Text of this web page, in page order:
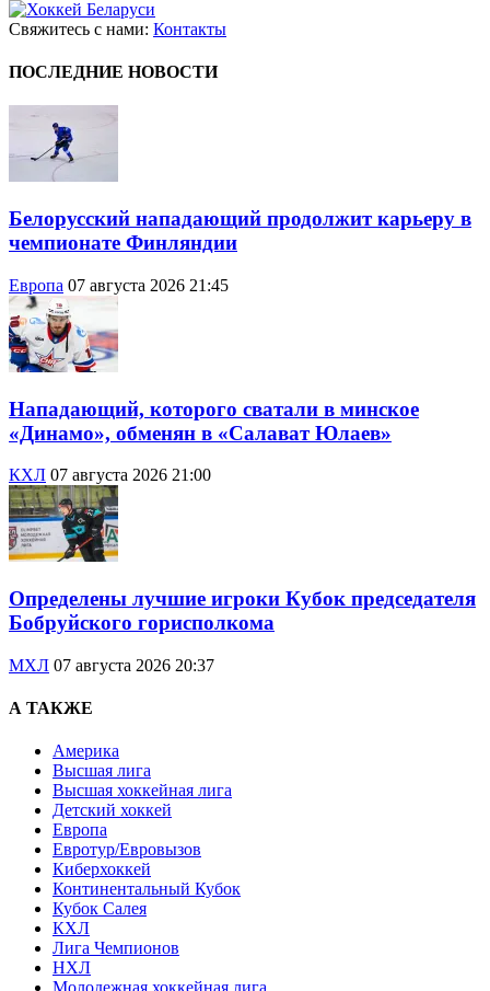
Свяжитесь с нами: Контакты
ПОСЛЕДНИЕ НОВОСТИ
Белорусский нападающий продолжит карьеру в
чемпионате Финляндии
Европа 07 августа 2026 21:45
Нападающий, которого сватали в минское
«Динамо», обменян в «Салават Юлаев»
КХЛ 07 августа 2026 21:00
Определены лучшие игроки Кубок председателя
Бобруйского горисполкома
МХЛ 07 августа 2026 20:37
А ТАКЖЕ
Америка
Высшая лига
Высшая хоккейная лига
Детский хоккей
Европа
Евротур/Евровызов
Киберхоккей
Континентальный Кубок
Кубок Салея
КХЛ
Лига Чемпионов
НХЛ